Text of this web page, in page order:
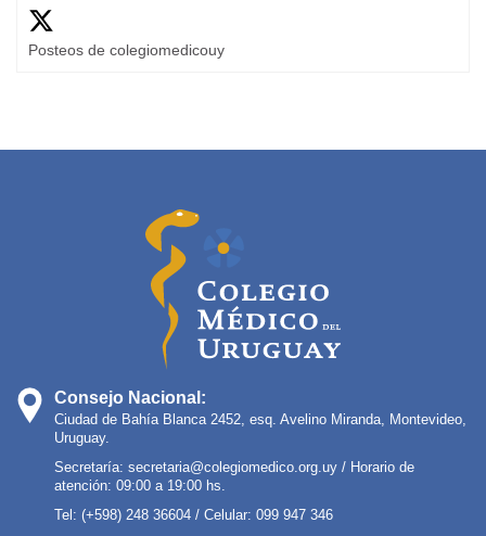
Posteos de colegiomedicouy
Consejo Nacional:
Ciudad de Bahía Blanca 2452, esq. Avelino Miranda, Montevideo,
Uruguay.
Secretaría: secretaria@colegiomedico.org.uy / Horario de
atención: 09:00 a 19:00 hs.
Tel: (+598) 248 36604 / Celular: 099 947 346